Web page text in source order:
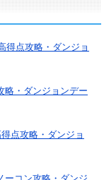
得点攻略・ダンジョ
略・ダンジョンデー
点攻略・ダンジョ